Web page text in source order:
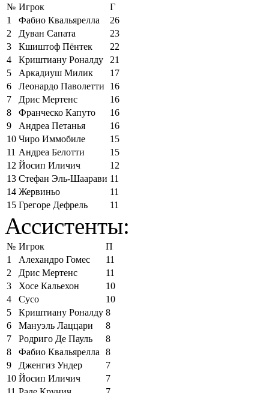
№ Игрок
Г
1
Фабио Квальярелла
26
2
Дуван Сапата
23
3
Кшиштоф Пёнтек
22
4
Криштиану Роналду
21
5
Аркадиуш Милик
17
6
Леонардо Паволетти
16
7
Дрис Мертенс
16
8
Франческо Капуто
16
9
Андреа Петанья
16
10 Чиро Иммобиле
15
11 Андреа Белотти
15
12 Йосип Иличич
12
13 Стефан Эль-Шаарави 11
14 Жервиньо
11
15 Грегоре Дефрель 11
Ассистенты:
№ Игрок
П
1
Алехандро Гомес
11
2
Дрис Мертенс
11
3
Хосе Кальехон
10
4
Сусо
10
5
Криштиану Роналду 8
6
Мануэль Лаццари
8
7
Родриго Де Пауль
8
8
Фабио Квальярелла
8
9
Дженгиз Ундер
7
10 Йосип Иличич
7